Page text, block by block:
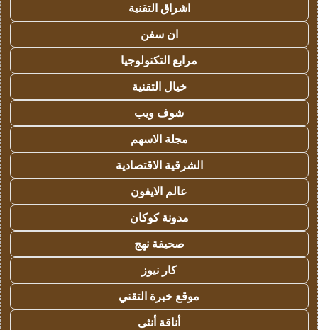
اشراق التقنية
ان سفن
مرابع التكنولوجيا
خيال التقنية
شوف ويب
مجلة الاسهم
الشرقية الاقتصادية
عالم الايفون
مدونة كوكان
صحيفة نهج
كار نيوز
موقع خبرة التقني
أناقة أنثى